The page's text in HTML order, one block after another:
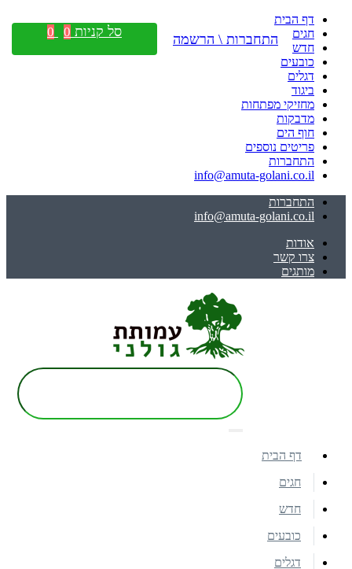
דף הבית
חגים
חדש
כובעים
דגלים
ביגוד
מחזיקי מפתחות
מדבקות
חוף הים
פריטים נוספים
התחברות
info@amuta-golani.co.il
התחברות
info@amuta-golani.co.il
אודות
צרו קשר
מותגים
התחברות \ הרשמה סל קניות 0
0
דף הבית
חגים
חדש
כובעים
דגלים